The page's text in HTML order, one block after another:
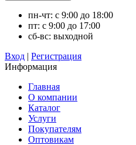
пн-чт: с 9:00 до 18:00
пт: с 9:00 до 17:00
сб-вс: выходной
Вход | Регистрация
Информация
Главная
О компании
Каталог
Услуги
Покупателям
Оптовикам